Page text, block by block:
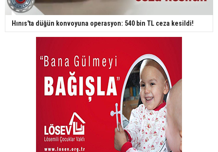
Hınıs'ta düğün konvoyuna operasyon: 540 bin TL ceza kesildi!